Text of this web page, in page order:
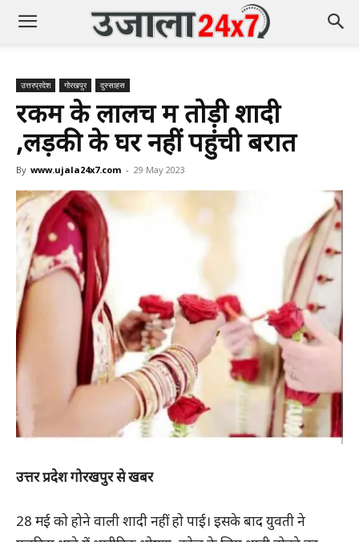
उत्तरप्रदेश गोरखपुर दुस्साहस
रकम के लालच में तोड़ी शादी
,लड़की के घर नहीं पहुंची बरात
By www.ujala24x7.com - 29 May 2023
उत्तर प्रदेश गोरखपुर से खबर
28 मई को होने वाली शादी नहीं हो पाई। इसके बाद युवती ने